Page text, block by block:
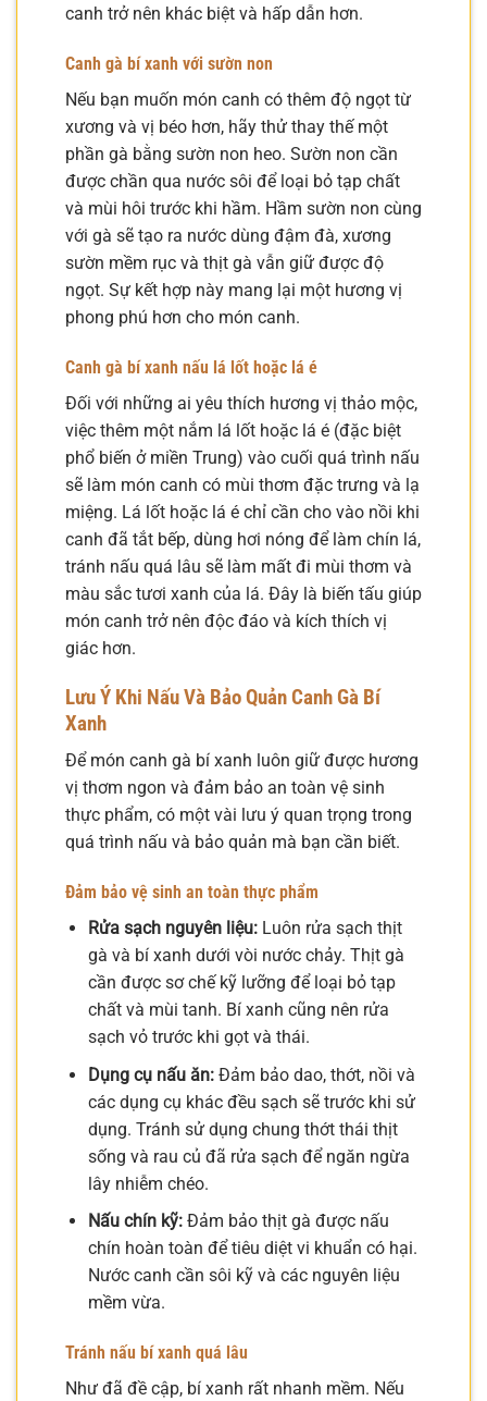
canh trở nên khác biệt và hấp dẫn hơn.
Canh gà bí xanh với sườn non
Nếu bạn muốn món canh có thêm độ ngọt từ
xương và vị béo hơn, hãy thử thay thế một
phần gà bằng sườn non heo. Sườn non cần
được chần qua nước sôi để loại bỏ tạp chất
và mùi hôi trước khi hầm. Hầm sườn non cùng
với gà sẽ tạo ra nước dùng đậm đà, xương
sườn mềm rục và thịt gà vẫn giữ được độ
ngọt. Sự kết hợp này mang lại một hương vị
phong phú hơn cho món canh.
Canh gà bí xanh nấu lá lốt hoặc lá é
Đối với những ai yêu thích hương vị thảo mộc,
việc thêm một nắm lá lốt hoặc lá é (đặc biệt
phổ biến ở miền Trung) vào cuối quá trình nấu
sẽ làm món canh có mùi thơm đặc trưng và lạ
miệng. Lá lốt hoặc lá é chỉ cần cho vào nồi khi
canh đã tắt bếp, dùng hơi nóng để làm chín lá,
tránh nấu quá lâu sẽ làm mất đi mùi thơm và
màu sắc tươi xanh của lá. Đây là biến tấu giúp
món canh trở nên độc đáo và kích thích vị
giác hơn.
Lưu Ý Khi Nấu Và Bảo Quản Canh Gà Bí
Xanh
Để món canh gà bí xanh luôn giữ được hương
vị thơm ngon và đảm bảo an toàn vệ sinh
thực phẩm, có một vài lưu ý quan trọng trong
quá trình nấu và bảo quản mà bạn cần biết.
Đảm bảo vệ sinh an toàn thực phẩm
Rửa sạch nguyên liệu:Luôn rửa sạch thịt
gà và bí xanh dưới vòi nước chảy. Thịt gà
cần được sơ chế kỹ lưỡng để loại bỏ tạp
chất và mùi tanh. Bí xanh cũng nên rửa
sạch vỏ trước khi gọt và thái.
Dụng cụ nấu ăn:Đảm bảo dao, thớt, nồi và
các dụng cụ khác đều sạch sẽ trước khi sử
dụng. Tránh sử dụng chung thớt thái thịt
sống và rau củ đã rửa sạch để ngăn ngừa
lây nhiễm chéo.
Nấu chín kỹ:Đảm bảo thịt gà được nấu
chín hoàn toàn để tiêu diệt vi khuẩn có hại.
Nước canh cần sôi kỹ và các nguyên liệu
mềm vừa.
Tránh nấu bí xanh quá lâu
Như đã đề cập, bí xanh rất nhanh mềm. Nếu